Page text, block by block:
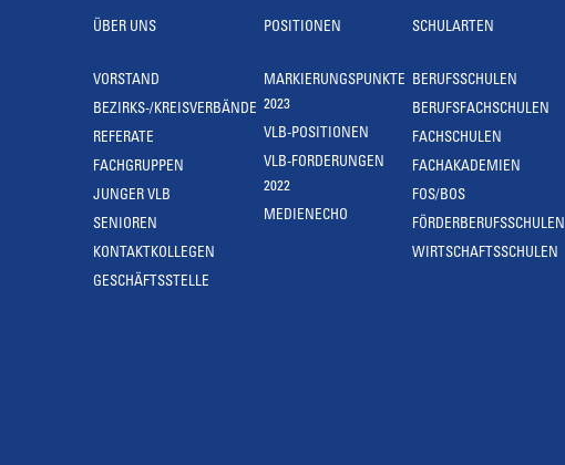
ÜBER UNS
VORSTAND
BEZIRKS-/KREISVERBÄNDE
REFERATE
FACHGRUPPEN
JUNGER VLB
SENIOREN
KONTAKTKOLLEGEN
GESCHÄFTSSTELLE
POSITIONEN
MARKIERUNGSPUNKTE
2023
VLB-POSITIONEN
VLB-FORDERUNGEN
2022
MEDIENECHO
SCHULARTEN
BERUFSSCHULEN
BERUFSFACHSCHULEN
FACHSCHULEN
FACHAKADEMIEN
FOS/BOS
FÖRDERBERUFSSCHULEN
WIRTSCHAFTSSCHULEN